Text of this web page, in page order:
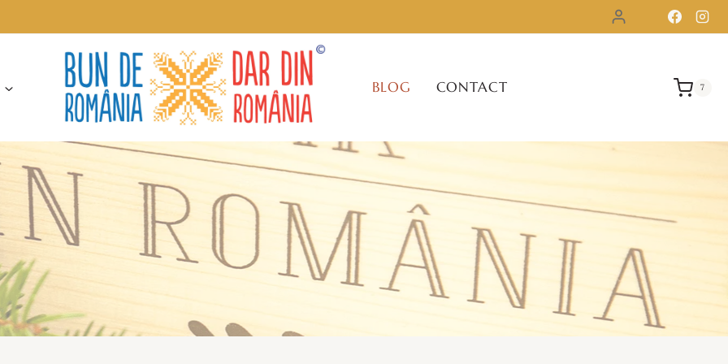
BLOG CONTACT 7